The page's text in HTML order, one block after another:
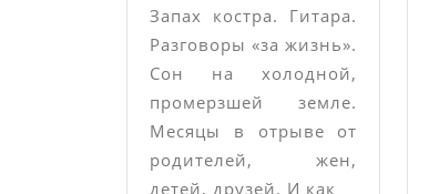
Запах костра. Гитара.
Разговоры «за жизнь».
Сон на холодной,
промерзшей земле.
Месяцы в отрыве от
родителей, жен,
детей, друзей. И как